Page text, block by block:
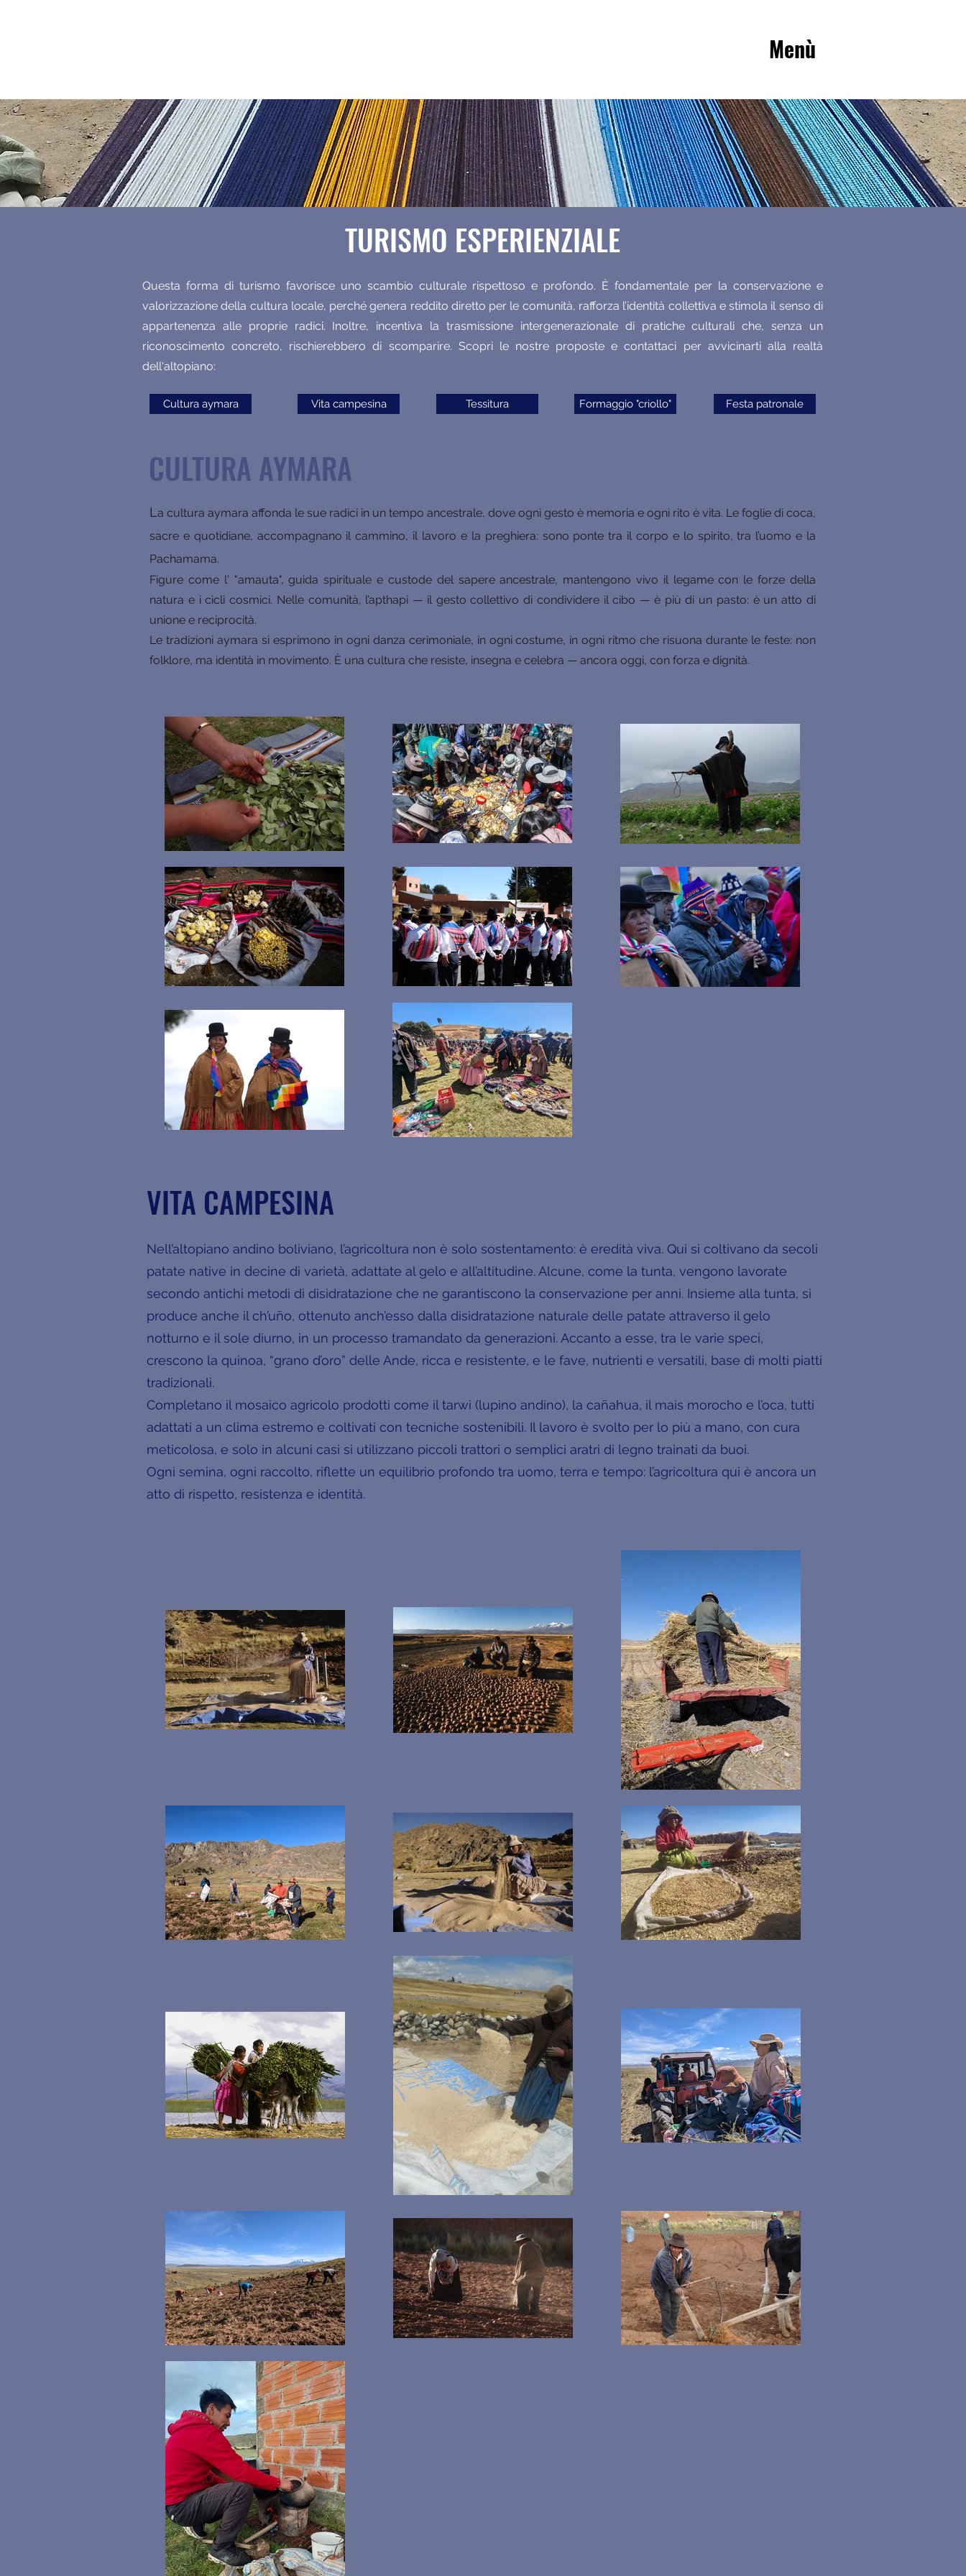
Menù
TURISMO ESPERIENZIALE
Questa forma di turismo favorisce uno scambio culturale rispettoso e profondo. È fondamentale per la conservazione e
valorizzazione della cultura locale, perché genera reddito diretto per le comunità, rafforza l’identità collettiva e stimola il senso di
appartenenza alle proprie radici. Inoltre, incentiva la trasmissione intergenerazionale di pratiche culturali che, senza un
riconoscimento concreto, rischierebbero di scomparire. Scopri le nostre proposte e contattaci per avvicinarti alla realtà
dell'altopiano:
Cultura aymara Vita campesina Tessitura Formaggio "criollo" Festa patronale
L a cultura aymara affonda le sue radici in un tempo ancestrale, dove ogni gesto è memoria e ogni rito è vita. Le foglie di coca,
sacre e quotidiane, accompagnano il cammino, il lavoro e la preghiera: sono ponte tra il corpo e lo spirito, tra l’uomo e la
Pachamama.
Figure come l' "amauta", guida spirituale e custode del sapere ancestrale, mantengono vivo il legame con le forze della
natura e i cicli cosmici. Nelle comunità, l’apthapi — il gesto collettivo di condividere il cibo — è più di un pasto: è un atto di
unione e reciprocità.
Le tradizioni aymara si esprimono in ogni danza cerimoniale, in ogni costume, in ogni ritmo che risuona durante le feste: non
folklore, ma identità in movimento. È una cultura che resiste, insegna e celebra — ancora oggi, con forza e dignità.
CULTURA AYMARA
VITA CAMPESINA
Nell’altopiano andino boliviano, l’agricoltura non è solo sostentamento: è eredità viva. Qui si coltivano da secoli
patate native in decine di varietà, adattate al gelo e all’altitudine. Alcune, come la tunta, vengono lavorate
secondo antichi metodi di disidratazione che ne garantiscono la conservazione per anni. Insieme alla tunta, si
produce anche il ch’uño, ottenuto anch’esso dalla disidratazione naturale delle patate attraverso il gelo
notturno e il sole diurno, in un processo tramandato da generazioni. Accanto a esse, tra le varie speci,
crescono la quinoa, “grano d’oro” delle Ande, ricca e resistente, e le fave, nutrienti e versatili, base di molti piatti
tradizionali.
Completano il mosaico agricolo prodotti come il tarwi (lupino andino), la cañahua, il mais morocho e l’oca, tutti
adattati a un clima estremo e coltivati con tecniche sostenibili. Il lavoro è svolto per lo più a mano, con cura
meticolosa, e solo in alcuni casi si utilizzano piccoli trattori o semplici aratri di legno trainati da buoi.
Ogni semina, ogni raccolto, riflette un equilibrio profondo tra uomo, terra e tempo: l’agricoltura qui è ancora un
atto di rispetto, resistenza e identità.